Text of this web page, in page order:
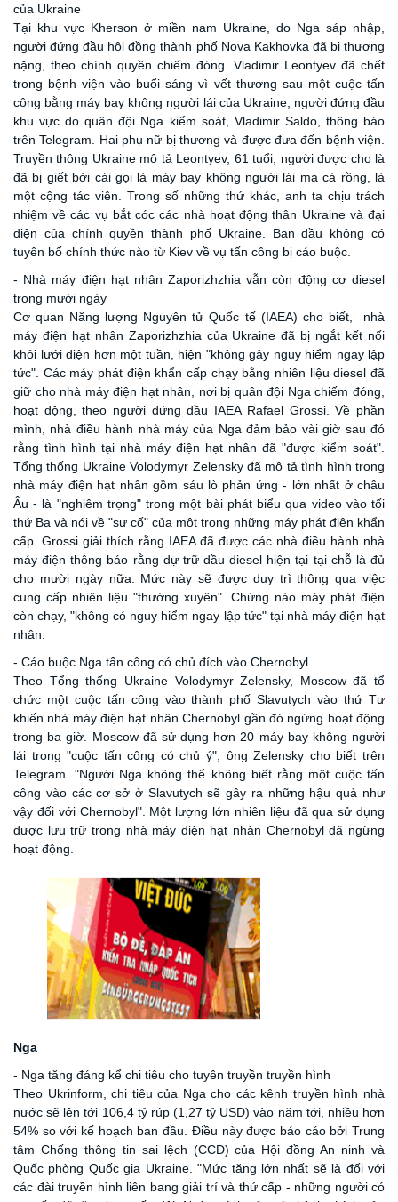
của Ukraine
Tại khu vực Kherson ở miền nam Ukraine, do Nga sáp nhập,
người đứng đầu hội đồng thành phố Nova Kakhovka đã bị thương
nặng, theo chính quyền chiếm đóng. Vladimir Leontyev đã chết
trong bệnh viện vào buổi sáng vì vết thương sau một cuộc tấn
công bằng máy bay không người lái của Ukraine, người đứng đầu
khu vực do quân đội Nga kiểm soát, Vladimir Saldo, thông báo
trên Telegram. Hai phụ nữ bị thương và được đưa đến bệnh viện.
Truyền thông Ukraine mô tả Leontyev, 61 tuổi, người được cho là
đã bị giết bởi cái gọi là máy bay không người lái ma cà rồng, là
một cộng tác viên. Trong số những thứ khác, anh ta chịu trách
nhiệm về các vụ bắt cóc các nhà hoạt động thân Ukraine và đại
diện của chính quyền thành phố Ukraine. Ban đầu không có
tuyên bố chính thức nào từ Kiev về vụ tấn công bị cáo buộc.
- Nhà máy điện hạt nhân Zaporizhzhia vẫn còn động cơ diesel
trong mười ngày
Cơ quan Năng lượng Nguyên tử Quốc tế (IAEA) cho biết, nhà
máy điện hạt nhân Zaporizhzhia của Ukraine đã bị ngắt kết nối
khỏi lưới điện hơn một tuần, hiện "không gây nguy hiểm ngay lập
tức". Các máy phát điện khẩn cấp chạy bằng nhiên liệu diesel đã
giữ cho nhà máy điện hạt nhân, nơi bị quân đội Nga chiếm đóng,
hoạt động, theo người đứng đầu IAEA Rafael Grossi. Về phần
mình, nhà điều hành nhà máy của Nga đảm bảo vài giờ sau đó
rằng tình hình tại nhà máy điện hạt nhân đã "được kiểm soát".
Tổng thống Ukraine Volodymyr Zelensky đã mô tả tình hình trong
nhà máy điện hạt nhân gồm sáu lò phản ứng - lớn nhất ở châu
Âu - là "nghiêm trọng" trong một bài phát biểu qua video vào tối
thứ Ba và nói về "sự cố" của một trong những máy phát điện khẩn
cấp. Grossi giải thích rằng IAEA đã được các nhà điều hành nhà
máy điện thông báo rằng dự trữ dầu diesel hiện tại tại chỗ là đủ
cho mười ngày nữa. Mức này sẽ được duy trì thông qua việc
cung cấp nhiên liệu "thường xuyên". Chừng nào máy phát điện
còn chạy, "không có nguy hiểm ngay lập tức" tại nhà máy điện hạt
nhân.
- Cáo buộc Nga tấn công có chủ đích vào Chernobyl
Theo Tổng thống Ukraine Volodymyr Zelensky, Moscow đã tổ
chức một cuộc tấn công vào thành phố Slavutych vào thứ Tư
khiến nhà máy điện hạt nhân Chernobyl gần đó ngừng hoạt động
trong ba giờ. Moscow đã sử dụng hơn 20 máy bay không người
lái trong "cuộc tấn công có chủ ý", ông Zelensky cho biết trên
Telegram. "Người Nga không thể không biết rằng một cuộc tấn
công vào các cơ sở ở Slavutych sẽ gây ra những hậu quả như
vậy đối với Chernobyl". Một lượng lớn nhiên liệu đã qua sử dụng
được lưu trữ trong nhà máy điện hạt nhân Chernobyl đã ngừng
hoạt động.
Nga
- Nga tăng đáng kể chi tiêu cho tuyên truyền truyền hình
Theo Ukrinform , chi tiêu của Nga cho các kênh truyền hình nhà
nước sẽ lên tới 106,4 tỷ rúp (1,27 tỷ USD) vào năm tới, nhiều hơn
54% so với kế hoạch ban đầu. Điều này được báo cáo bởi Trung
tâm Chống thông tin sai lệch (CCD) của Hội đồng An ninh và
Quốc phòng Quốc gia Ukraine. "Mức tăng lớn nhất sẽ là đối với
các đài truyền hình liên bang giải trí và thứ cấp - những người có